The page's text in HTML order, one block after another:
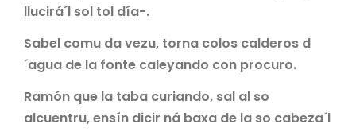
llucirá´l sol tol día-.
Sabel comu da vezu, torna colos calderos d
´agua de la fonte caleyando con procuro.
Ramón que la taba curiando, sal al so
alcuentru, ensín dicir ná baxa de la so cabeza´l